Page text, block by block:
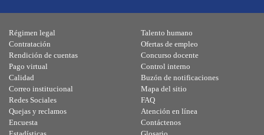
Régimen legal
Contratación
Rendición de cuentas
Pago virtual
Calidad
Talento humano
Ofertas de empleo
Concurso docente
Control interno
Buzón de notificaciones
Correo institucional
Redes Sociales
Quejas y reclamos
Encuesta
Mapa del sitio
FAQ
Atención en línea
Contáctenos